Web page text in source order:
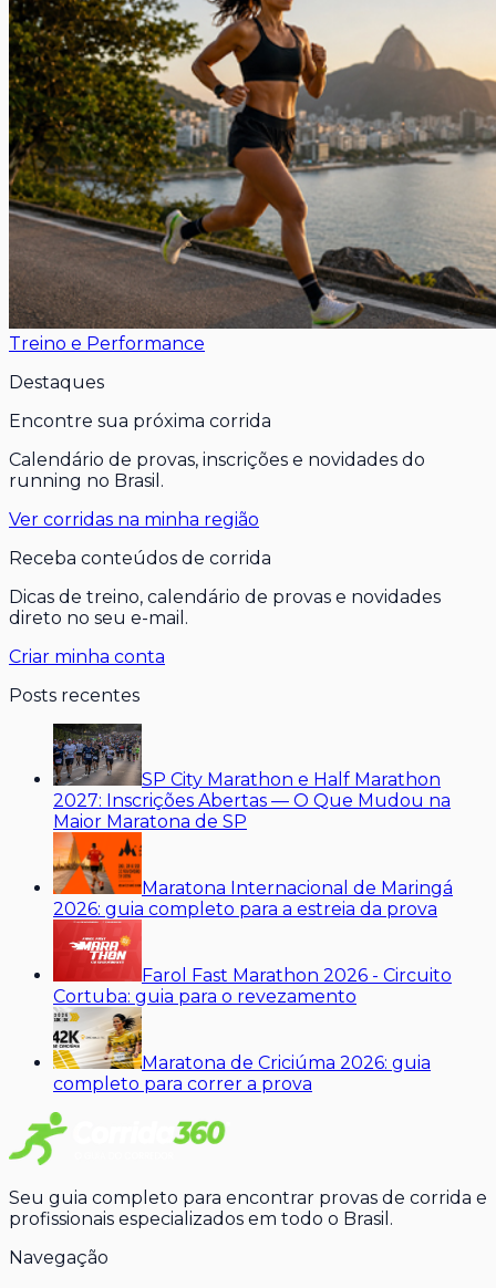
Treino e Performance
Destaques
Encontre sua próxima corrida
Calendário de provas, inscrições e novidades do
running no Brasil.
Ver corridas na minha região
Receba conteúdos de corrida
Dicas de treino, calendário de provas e novidades
direto no seu e-mail.
Criar minha conta
Posts recentes
SP City Marathon e Half Marathon
2027: Inscrições Abertas — O Que Mudou na
Maior Maratona de SP
Maratona Internacional de Maringá
2026: guia completo para a estreia da prova
Farol Fast Marathon 2026 - Circuito
Cortuba: guia para o revezamento
Maratona de Criciúma 2026: guia
completo para correr a prova
Seu guia completo para encontrar provas de corrida e
profissionais especializados em todo o Brasil.
Navegação